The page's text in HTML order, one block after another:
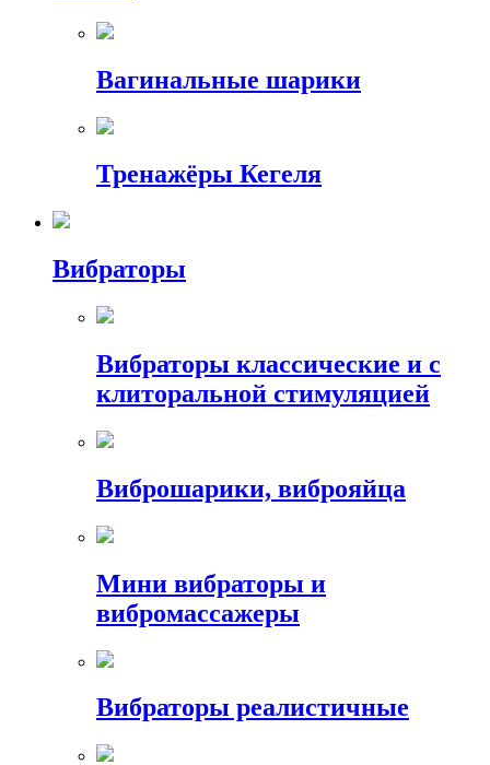
Вагинальные шарики
Тренажёры Кегеля
Вибраторы
Вибраторы классические и с
клиторальной стимуляцией
Виброшарики, виброяйца
Мини вибраторы и
вибромассажеры
Вибраторы реалистичные